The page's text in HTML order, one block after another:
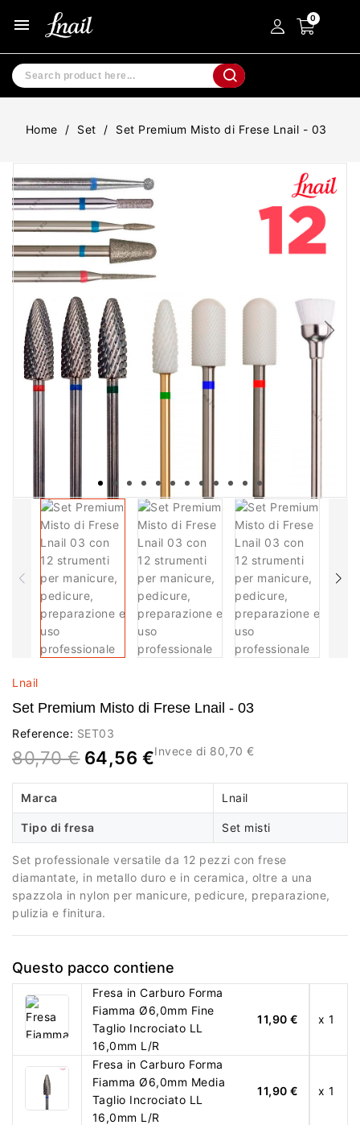
menu
Home Set Set Premium Misto di Frese Lnail - 03
Lnail
Set Premium Misto di Frese Lnail - 03
Reference: SET03
80,70 € 64,56 €Invece di 80,70 €
Marca Lnail
Tipo di fresa Set misti
Set professionale versatile da 12 pezzi con frese
diamantate, in metallo duro e in ceramica, oltre a una
spazzola in nylon per manicure, pedicure, preparazione,
pulizia e finitura.
Questo pacco contiene
Fresa in Carburo Forma
Fiamma Ø6,0mm Fine
Taglio Incrociato LL
16,0mm L/R
11,90 € x 1
Fresa in Carburo Forma
Fiamma Ø6,0mm Media
Taglio Incrociato LL
16,0mm L/R
11,90 € x 1